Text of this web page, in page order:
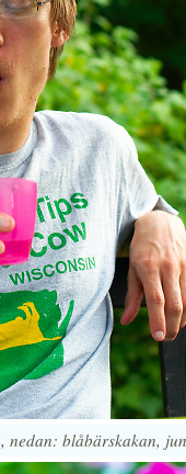
nedan: blåbärskakan,